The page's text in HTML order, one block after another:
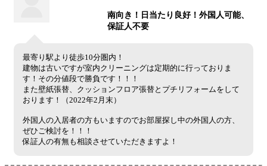
南向き！日当たり良好！外国人可能、
保証人不要
最寄り駅より徒歩10分圏内！
建物は古いですが室内クリーニングは定期的に行っておりま
す！その分値段で勝負です！！！
また壁紙張替、クッションフロア張替とプチリフォームをして
おります！（2022年2月末）
外国人の入居者の方もいますのでお部屋探し中の外国人の方、
ぜひご検討を！！！
保証人の有無も相談させていただきますよ！